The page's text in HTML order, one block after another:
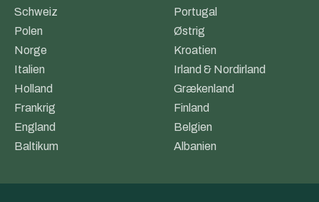
Schweiz
Portugal
Polen
Østrig
Norge
Kroatien
Italien
Irland & Nordirland
Holland
Grækenland
Frankrig
Finland
England
Belgien
Baltikum
Albanien